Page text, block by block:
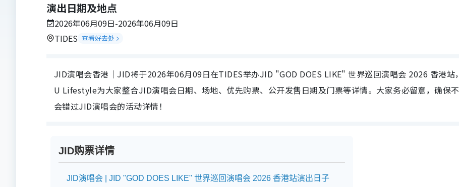
演出日期及地点
2026年06月09日-2026年06月09日
TIDES 查看好去处
JID演唱会香港｜JID将于2026年06月09日在TIDES举办JID "GOD DOES LIKE" 世界巡回演唱会 2026 香港站，
U Lifestyle为大家整合JID演唱会日期、场地、优先购票、公开发售日期及门票等详情。大家务必留意，确保不
会错过JID演唱会的活动详情！
JID购票详情
JID演唱会 | JID "GOD DOES LIKE" 世界巡回演唱会 2026 香港站演出日子